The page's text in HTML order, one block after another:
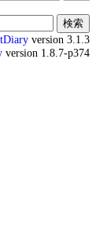
tDiary version 3.1.3
version 1.8.7-p374